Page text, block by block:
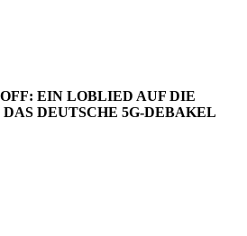
EIN LOBLIED AUF DIE
DEUTSCHE 5G-DEBAKEL